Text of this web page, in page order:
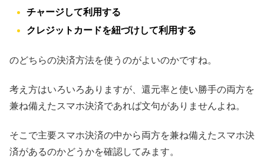
チャージして利用する
クレジットカードを紐づけして利用する
のどちらの決済方法を使うのがよいのかですね。
考え方はいろいろありますが、還元率と使い勝手の両方を
兼ね備えたスマホ決済であれば文句がありませんよね。
そこで主要スマホ決済の中から両方を兼ね備えたスマホ決
済があるのかどうかを確認してみます。